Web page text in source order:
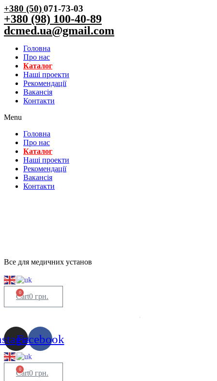
+380 (50)071-73-03
+380 (98) 100-40-89
dcmed.ua@gmail.com
Головна
Про нас
Каталог
Нашi проекти
Рекомендації
Вакансiя
Контакти
Menu
Головна
Про нас
Каталог
Нашi проекти
Рекомендації
Вакансiя
Контакти
Все для медичних установ
0 грн.
0
Cart
Facebook
0 грн.
0
Cart